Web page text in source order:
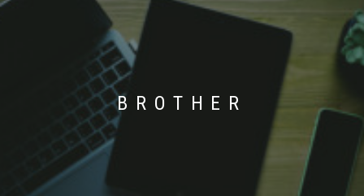
SOUTIEN EN LIGNE
NOUVELLES
NOUS JOINDRE
BROTHER